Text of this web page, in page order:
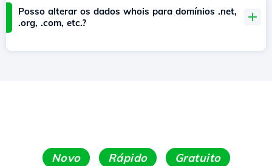
Posso alterar os dados whois para domínios .net,
.org, .com, etc.?
Novo Rápido Gratuito